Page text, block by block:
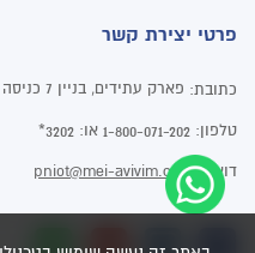
פרטי יצירת קשר
כתובת: פארק עתידים, בניין 7 כניסה B תל אביב יפו
טלפון: 1-800-071-202 או: 3202*
דוא"ל: pniot@mei-avivim.co.il